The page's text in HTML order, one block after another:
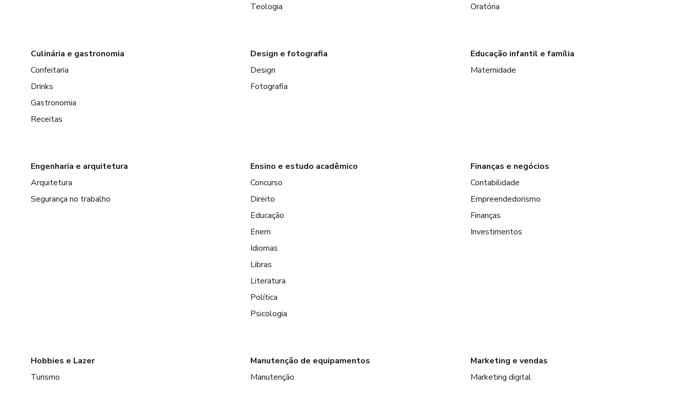
Teologia
Oratória
Culinária e gastronomia
Confeitaria
Drinks
Gastronomia
Receitas
Design e fotografia
Design
Fotografia
Educação infantil e família
Maternidade
Engenharia e arquitetura
Arquitetura
Segurança no trabalho
Ensino e estudo acadêmico
Concurso
Direito
Educação
Enem
Idiomas
Libras
Literatura
Política
Psicologia
Finanças e negócios
Contabilidade
Empreendedorismo
Finanças
Investimentos
Hobbies e Lazer
Turismo
Manutenção de equipamentos
Manutenção
Marketing e vendas
Marketing digital